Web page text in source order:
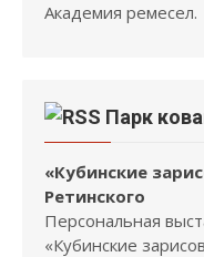
Академия ремесел.
Парк
«Кубинские
Ретинского
Персональная
«Кубинские